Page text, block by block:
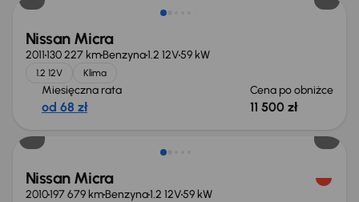
Nissan Micra
2011130 227 kmBenzyna1.2 12V59 kW
1.2 12V Klima
Miesięczna rata
od 68 zł
Cena po obniżce
11 500 zł
Świeżo skupione
Nissan Micra
2010197 679 kmBenzyna1.2 12V59 kW